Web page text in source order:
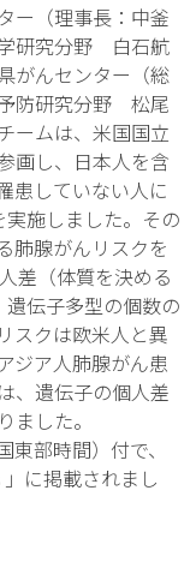
ー（理事長：中釜
研究分野 白石航
がんセンター（総
防研究分野 松尾
ームは、米国国立
画し、日本人を含
患していない人に
施しました。その
肺腺がんリスクを
差（体質を決める
伝子多型の個数の
スクは欧米人と異
ジア人肺腺がん患
、遺伝子の個人差
した。
部時間）付で、
」に掲載されまし